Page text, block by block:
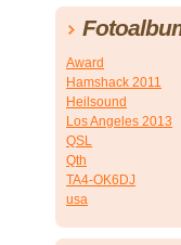
Award
Hamshack 2011
Heilsound
Los Angeles 2013
QSL
Qth
TA4-OK6DJ
usa